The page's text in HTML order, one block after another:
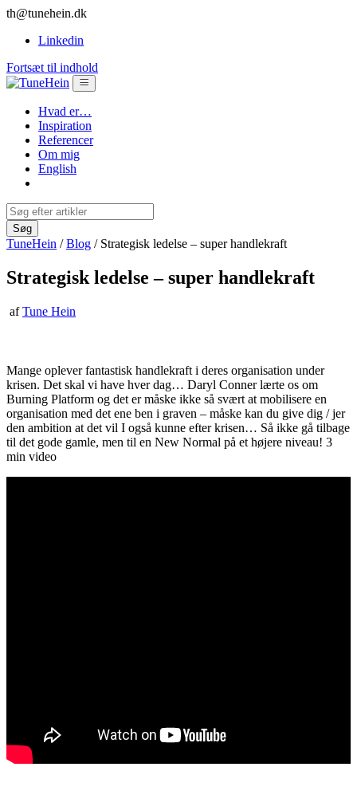
th@tunehein.dk
Linkedin
Fortsæt til indhold
Hvad er…
Inspiration
Referencer
Om mig
English
TuneHein /Blog / Strategisk ledelse – super handlekraft
Strategisk ledelse – super handlekraft
af Tune Hein
Mange oplever fantastisk handlekraft i deres organisation under
krisen. Det skal vi have hver dag… Daryl Conner lærte os om
Burning Platform og det er måske ikke så svært at mobilisere en
organisation med det ene ben i graven – måske kan du give dig / jer
den ambition at det vil I også kunne efter krisen… Så ikke gå tilbage
til det gode gamle, men til en New Normal på et højere niveau! 3
min video